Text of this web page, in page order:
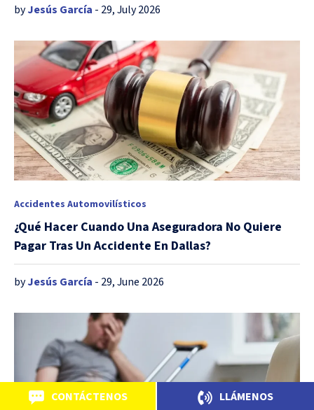
byJesús García - 29, July 2026
Accidentes Automovilísticos
¿Qué Hacer Cuando Una Aseguradora No Quiere
Pagar Tras Un Accidente En Dallas?
byJesús García - 29, June 2026
CONTÁCTENOS LLÁMENOS